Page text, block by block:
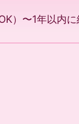
〜1年以内に